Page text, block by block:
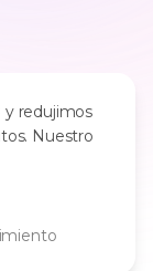
y redujimos
Nuestro